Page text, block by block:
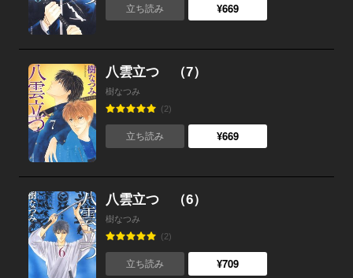
立ち読み ¥669
八雲立つ （7）
樹なつみ
(2)
立ち読み ¥669
八雲立つ （6）
樹なつみ
(2)
立ち読み ¥709